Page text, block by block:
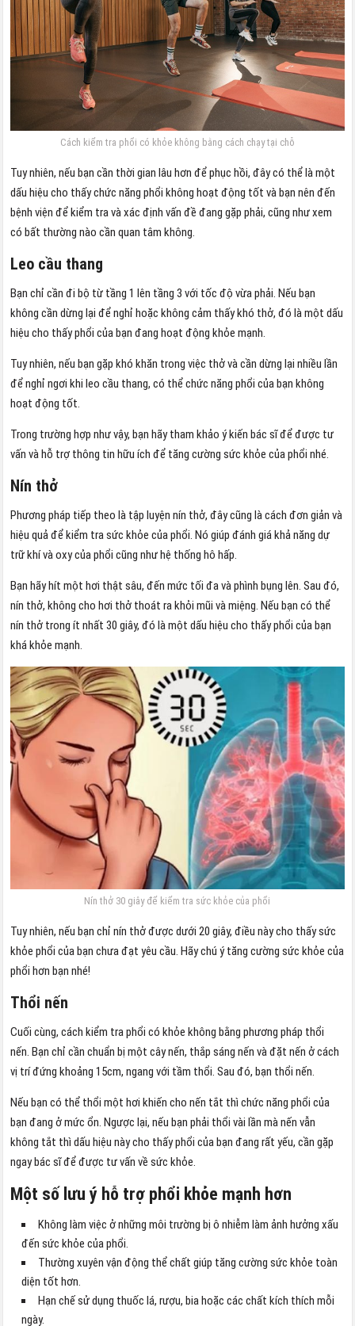
Cách kiểm tra phổi có khỏe không bằng cách chạy tại chỗ
Tuy nhiên, nếu bạn cần thời gian lâu hơn để phục hồi, đây có thể là một
dấu hiệu cho thấy chức năng phổi không hoạt động tốt và bạn nên đến
bệnh viện để kiểm tra và xác định vấn đề đang gặp phải, cũng như xem
có bất thường nào cần quan tâm không.
Leo cầu thang
Bạn chỉ cần đi bộ từ tầng 1 lên tầng 3 với tốc độ vừa phải. Nếu bạn
không cần dừng lại để nghỉ hoặc không cảm thấy khó thở, đó là một dấu
hiệu cho thấy phổi của bạn đang hoạt động khỏe mạnh.
Tuy nhiên, nếu bạn gặp khó khăn trong việc thở và cần dừng lại nhiều lần
để nghỉ ngơi khi leo cầu thang, có thể chức năng phổi của bạn không
hoạt động tốt.
Trong trường hợp như vậy, bạn hãy tham khảo ý kiến bác sĩ để được tư
vấn và hỗ trợ thông tin hữu ích để tăng cường sức khỏe của phổi nhé.
Nín thở
Phương pháp tiếp theo là tập luyện nín thở, đây cũng là cách đơn giản và
hiệu quả để kiểm tra sức khỏe của phổi. Nó giúp đánh giá khả năng dự
trữ khí và oxy của phổi cũng như hệ thống hô hấp.
Bạn hãy hít một hơi thật sâu, đến mức tối đa và phình bụng lên. Sau đó,
nín thở, không cho hơi thở thoát ra khỏi mũi và miệng. Nếu bạn có thể
nín thở trong ít nhất 30 giây, đó là một dấu hiệu cho thấy phổi của bạn
khá khỏe mạnh.
Nín thở 30 giây để kiểm tra sức khỏe của phổi
Tuy nhiên, nếu bạn chỉ nín thở được dưới 20 giây, điều này cho thấy sức
khỏe phổi của bạn chưa đạt yêu cầu. Hãy chú ý tăng cường sức khỏe của
phổi hơn bạn nhé!
Thổi nến
Cuối cùng, cách kiểm tra phổi có khỏe không bằng phương pháp thổi
nến. Bạn chỉ cần chuẩn bị một cây nến, thắp sáng nến và đặt nến ở cách
vị trí đứng khoảng 15cm, ngang với tầm thổi. Sau đó, bạn thổi nến.
Nếu bạn có thể thổi một hơi khiến cho nến tắt thì chức năng phổi của
bạn đang ở mức ổn.Ngược lại, nếu bạn phải thổi vài lần mà nến vẫn
không tắt thì dấu hiệu này cho thấy phổi của bạn đang rất yếu, cần gặp
ngay bác sĩ để được tư vấn về sức khỏe.
Một số lưu ý hỗ trợ phổi khỏe mạnh hơn
Không làm việc ở những môi trường bị ô nhiễm làm ảnh hưởng xấu
đến sức khỏe của phổi.
Thường xuyên vận động thể chất giúp tăng cường sức khỏe toàn
diện tốt hơn.
Hạn chế sử dụng thuốc lá, rượu, bia hoặc các chất kích thích mỗi
ngày.